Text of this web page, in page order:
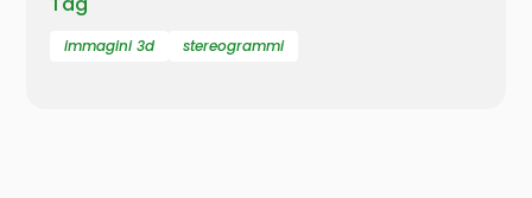
immagini 3d stereogrammi